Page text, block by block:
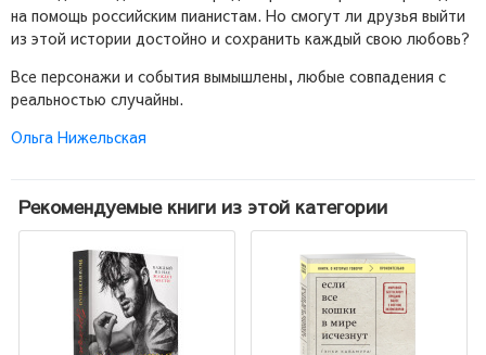
на помощь российским пианистам. Но смогут ли друзья выйти
из этой истории достойно и сохранить каждый свою любовь?
Все персонажи и события вымышлены, любые совпадения с
реальностью случайны.
Ольга Нижельская
Рекомендуемые книги из этой категории